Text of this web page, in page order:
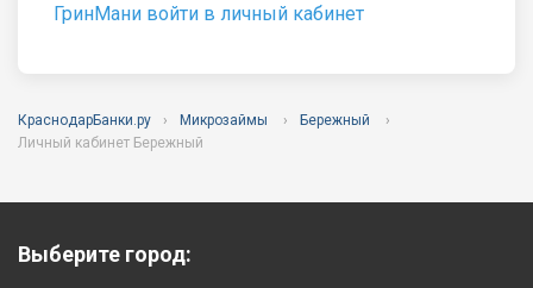
ГринМани войти в личный кабинет
КраснодарБанки.ру Микрозаймы
Бережный
Личный кабинет Бережный
Выберите город: